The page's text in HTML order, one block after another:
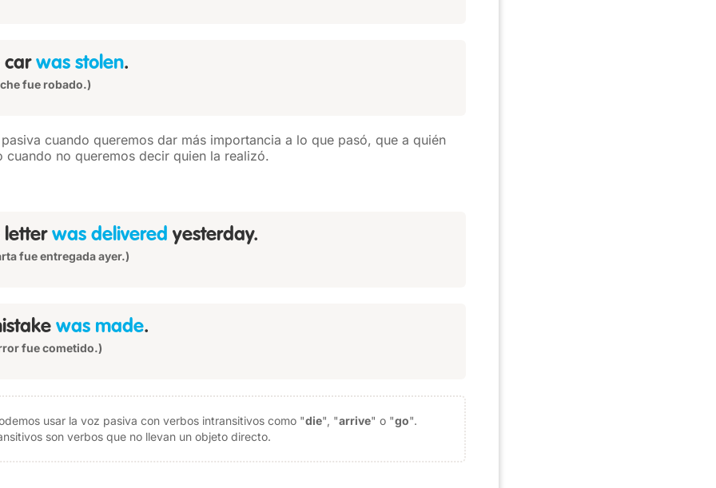
car was stolen.
fue robado.)
cuando queremos dar más importancia a lo que pasó, que a quién
cuando no queremos decir quien la realizó.
letter was delivered yesterday.
fue entregada ayer.)
was made.
fue cometido.)
usar la voz pasiva con verbos intransitivos como "die", "arrive" o "go".
son verbos que no llevan un objeto directo.